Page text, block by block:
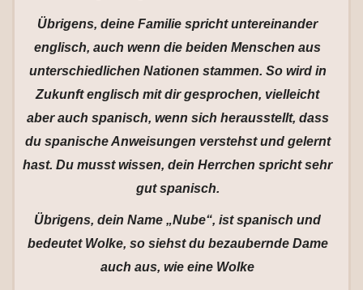
Übrigens, deine Familie spricht untereinander
englisch, auch wenn die beiden Menschen aus
unterschiedlichen Nationen stammen. So wird in
Zukunft englisch mit dir gesprochen, vielleicht
aber auch spanisch, wenn sich herausstellt, dass
du spanische Anweisungen verstehst und gelernt
hast. Du musst wissen, dein Herrchen spricht sehr
gut spanisch.
Übrigens, dein Name „Nube“, ist spanisch und
bedeutet Wolke, so siehst du bezaubernde Dame
auch aus, wie eine Wolke